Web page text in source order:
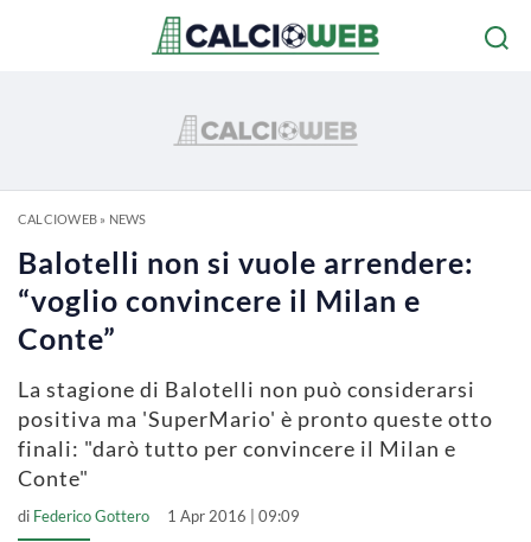
CALCIOWEB» NEWS
Balotelli non si vuole arrendere:
“voglio convincere il Milan e
Conte”
La stagione di Balotelli non può considerarsi
positiva ma 'SuperMario' è pronto queste otto
finali: "darò tutto per convincere il Milan e
Conte"
di Federico Gottero 1 Apr 2016 | 09:09